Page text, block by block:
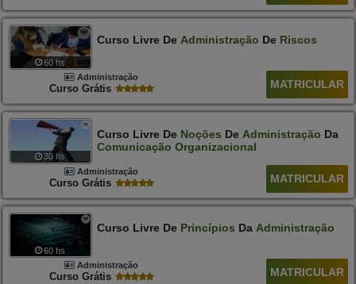
60 hs
Curso Livre De Administração De Riscos
Administração
Curso Grátis MATRICULAR
30 hs
Curso Livre De Noções De Administração Da
Comunicação Organizacional
Administração
Curso Grátis MATRICULAR
60 hs
Curso Livre De Princípios Da Administração
Administração
Curso Grátis MATRICULAR